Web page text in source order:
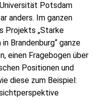
Universität Potsdam
anders. Im ganzen
Projekts „Starke
Brandenburg“ ganze
einen Fragebogen über
Positionen und
diese zum Beispiel: